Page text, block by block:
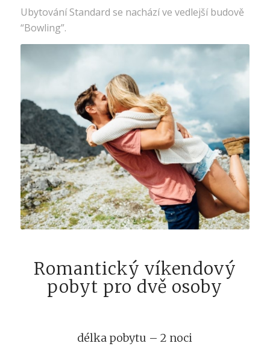
Ubytování Standard se nachází ve vedlejší budově
“Bowling”.
Romantický víkendový
pobyt pro dvě osoby
délka pobytu – 2 noci